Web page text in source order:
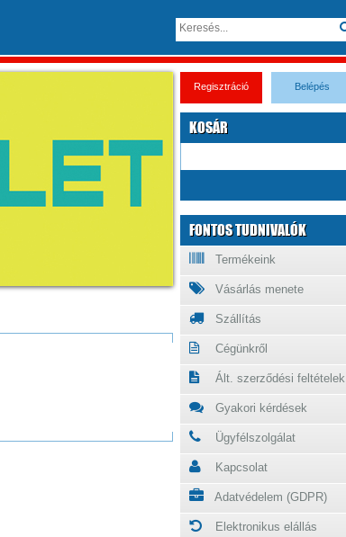
Regisztráció Belépés
KOSÁR
FONTOS TUDNIVALÓK
Termékeink
Vásárlás menete
Szállítás
Cégünkről
Ált. szerződési feltételek
Gyakori kérdések
Ügyfélszolgálat
Kapcsolat
Adatvédelem (GDPR)
Elektronikus elállás